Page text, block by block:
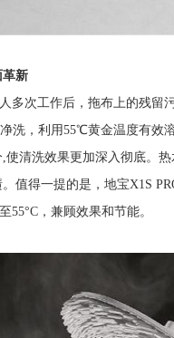
新
次工作后，拖布上的残留
洗，利用55℃黄金温度有效
清洗效果更加深入彻底。
值得一提的是，地宝X1S
55°C，兼顾效果和节能。